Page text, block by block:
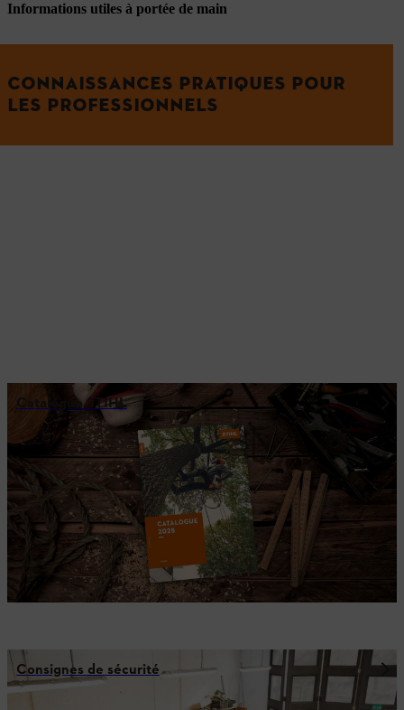
Informations utiles à portée de main
CONNAISSANCES PRATIQUES POUR
LES PROFESSIONNELS
Catalogue STIHL
Consignes de sécurité